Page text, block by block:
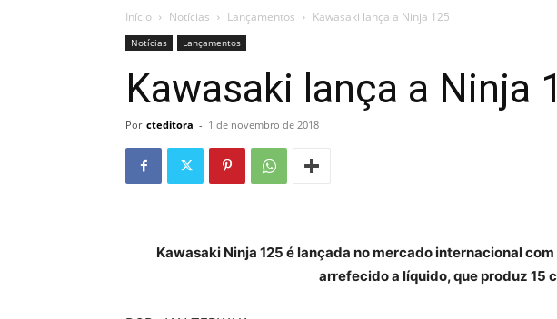
Início Notícias Lançamentos Kawasaki lança a Ninja 125
Notícias Lançamentos
Kawasaki lança a Ninja
Por cteditora - 1 de novembro de 2018
Kawasaki Ninja 125 é lançada no mercado internacional
arrefecido a líquido, que produz 15